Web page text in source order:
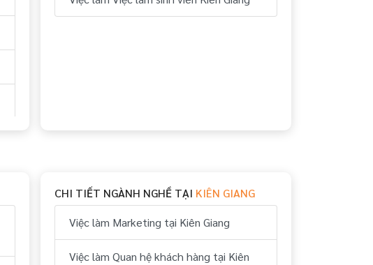
CHI TIẾT NGÀNH NGHỀ TẠI KIÊN GIANG
Việc làm Marketing tại Kiên Giang
Việc làm Quan hệ khách hàng tại Kiên